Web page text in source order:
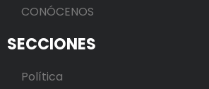
CONÓCENOS
SECCIONES
Política